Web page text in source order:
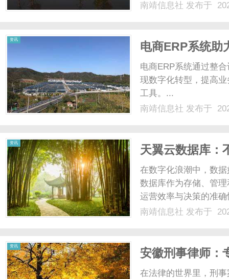
南靖信息社 发布于
资讯
电商ERP系统助
电商ERP系统通过整
现数字化转型，提高
工具。...
南靖信息社 发布于
资讯
天翼云数据库：
在数字化浪潮中，数
数据库作为存储、管
运营效率与决策的准
同需求的用户提供了
南靖信息社 发布于
资讯
安徽刑事律师：
在法律的世界里，刑